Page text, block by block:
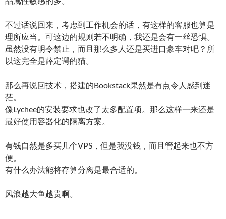
不过话说回来，考虑到工作机会的话，有这样的客服也算是
理所应当。可这边的规则若不明确，我还是会有一丝恐惧。
虽然没有明令禁止，而且那么多人还是买进口豪车对吧？所
以这完全是薛定谔的猫。
那么再说回技术，搭建的Bookstack果然是有点令人感到迷
茫。
像Lychee的安装要求也改了太多配置项。那么这样一来还是
最好使用容器化的隔离方案。
有钱自然是多买几个VPS，但是我没钱，而且管起来也不方
便。
有什么办法能将存算分离是最合适的。
风浪越大鱼越贵啊。